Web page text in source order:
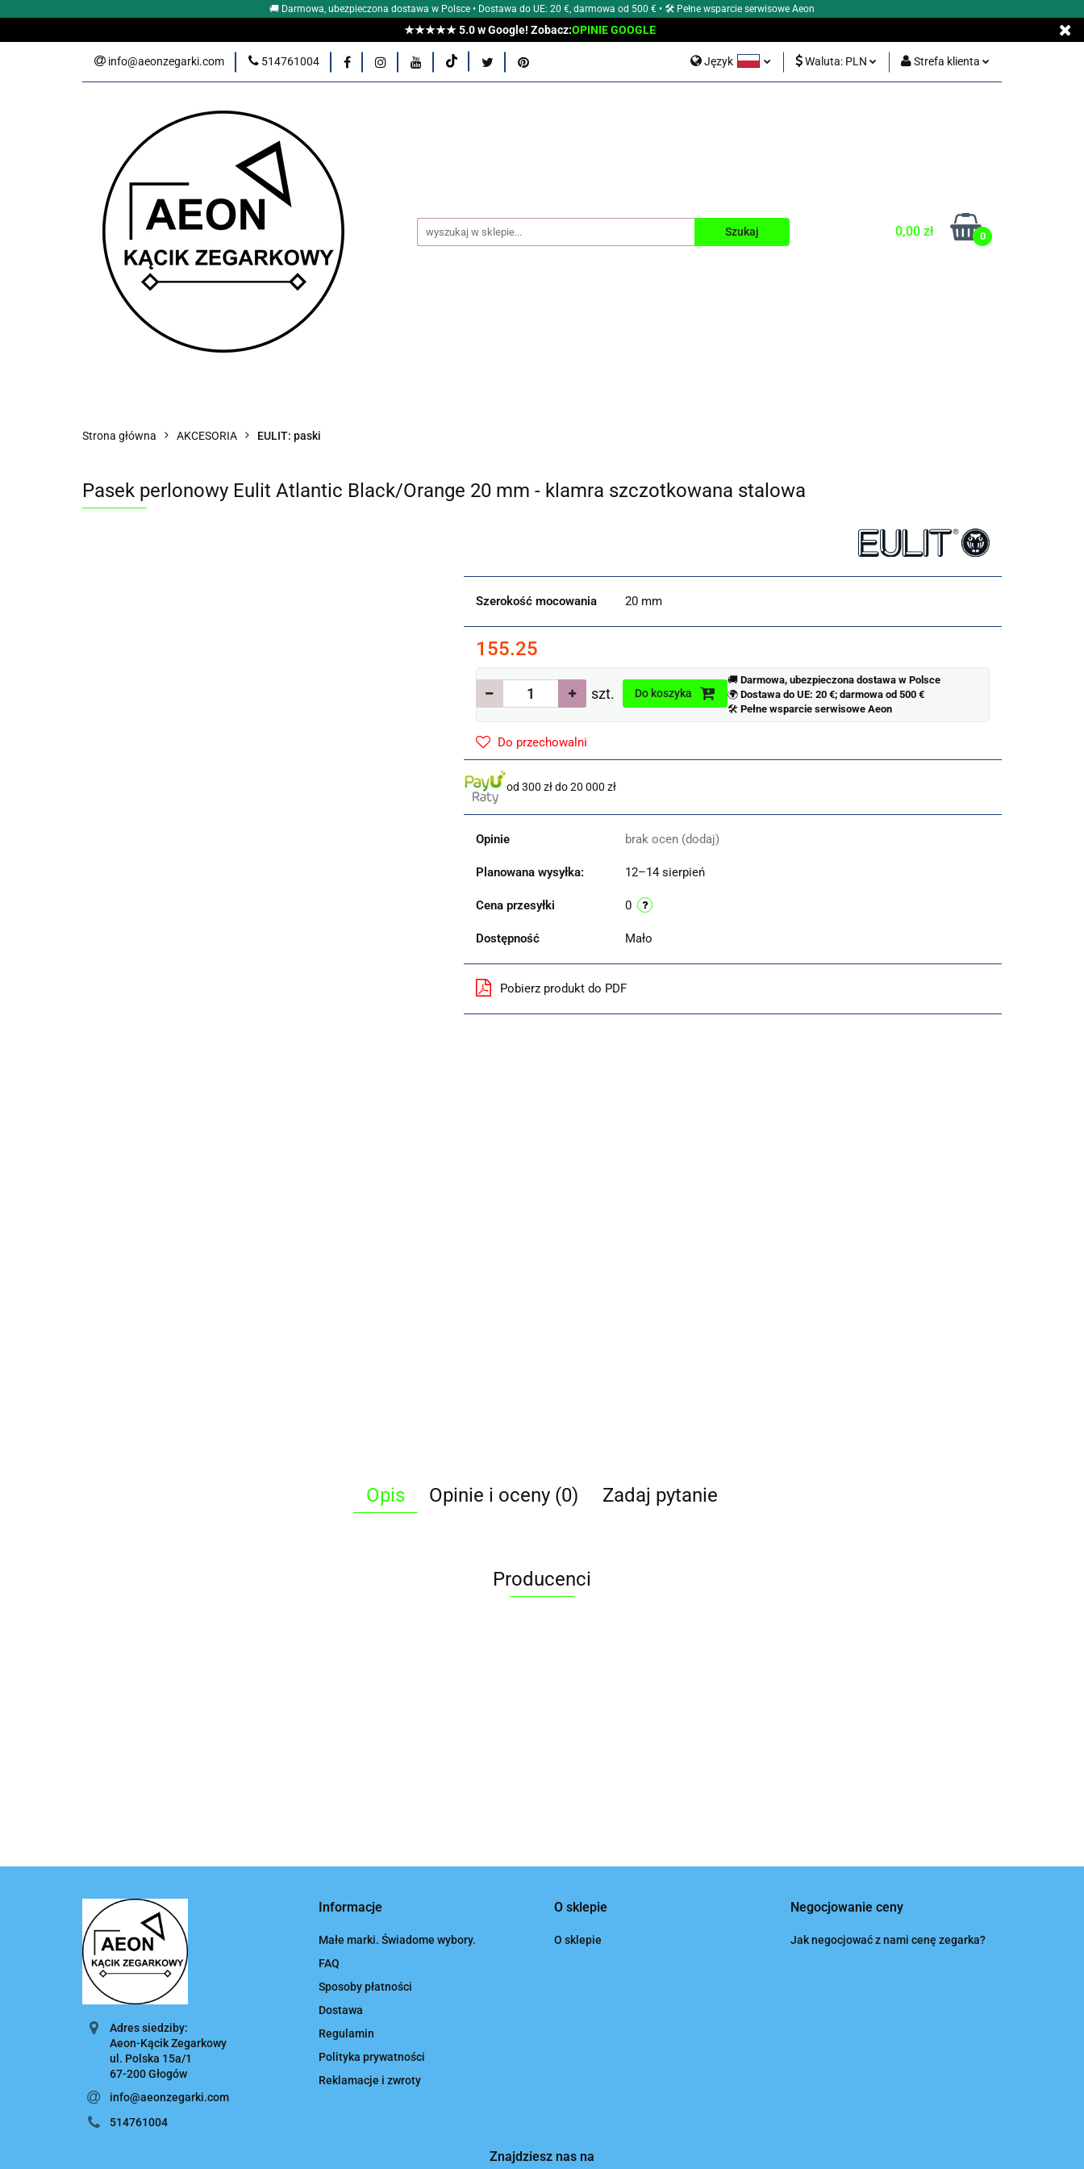
🚚 Darmowa, ubezpieczona dostawa w Polsce • Dostawa do UE: 20 €, darmowa od 500 € • 🛠 Pełne wsparcie serwisowe Aeon
★★★★★ 5.0 w Google! Zobacz:OPINIE GOOGLE
info@aeonzegarki.com 514761004 Język Waluta: PLN Strefa klienta
0,00 zł 0
AKCESORIA TYPY ZEGARKÓW
DLACZEGO WŁAŚNIE Aeon? POZNAJ NASZE MARKI ZEGARKI MĘSKIE
Nowości PROMOCJE
KLUB PRZYJACIÓŁ AEON
Strona główna AKCESORIA EULIT: paski
Pasek perlonowy Eulit Atlantic Black/Orange 20 mm - klamra szczotkowana stalowa
Szerokość mocowania 20 mm
155.25
szt. Do koszyka
🚚 Darmowa, ubezpieczona dostawa w Polsce
🌍 Dostawa do UE: 20 €; darmowa od 500 €
🛠 Pełne wsparcie serwisowe Aeon
Do przechowalni
od 300 zł do 20 000 zł
Opinie brak ocen (dodaj)
Planowana wysyłka: 12–14 sierpień
Cena przesyłki 0
Dostępność Mało
Pobierz produkt do PDF
Opis Opinie i oceny (0) Zadaj pytanie
Producenci
Adres siedziby:
Aeon-Kącik Zegarkowy
ul. Polska 15a/1
67-200 Głogów
info@aeonzegarki.com
514761004
Informacje
Małe marki. Świadome wybory.
FAQ
Sposoby płatności
Dostawa
Regulamin
Polityka prywatności
Reklamacje i zwroty
O sklepie
O sklepie
Negocjowanie ceny
Jak negocjować z nami cenę zegarka?
Znajdziesz nas na